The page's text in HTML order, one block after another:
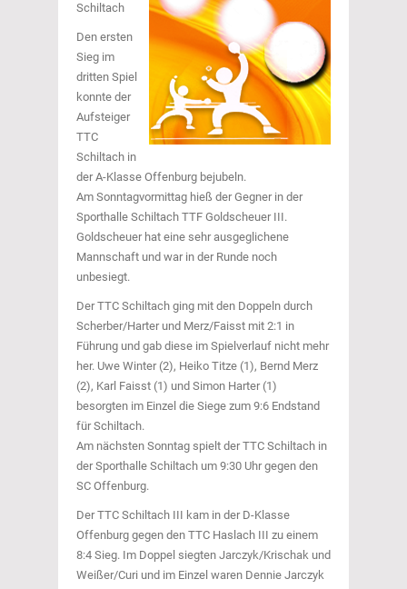
Schiltach
Den ersten
Sieg im
dritten Spiel
konnte der
Aufsteiger
TTC
Schiltach in
der A-Klasse Offenburg bejubeln.
Am Sonntagvormittag hieß der Gegner in der
Sporthalle Schiltach TTF Goldscheuer III.
Goldscheuer hat eine sehr ausgeglichene
Mannschaft und war in der Runde noch
unbesiegt.
Der TTC Schiltach ging mit den Doppeln durch
Scherber/Harter und Merz/Faisst mit 2:1 in
Führung und gab diese im Spielverlauf nicht mehr
her. Uwe Winter (2), Heiko Titze (1), Bernd Merz
(2), Karl Faisst (1) und Simon Harter (1)
besorgten im Einzel die Siege zum 9:6 Endstand
für Schiltach.
Am nächsten Sonntag spielt der TTC Schiltach in
der Sporthalle Schiltach um 9:30 Uhr gegen den
SC Offenburg.
Der TTC Schiltach III kam in der D-Klasse
Offenburg gegen den TTC Haslach III zu einem
8:4 Sieg. Im Doppel siegten Jarczyk/Krischak und
Weißer/Curi und im Einzel waren Dennie Jarczyk